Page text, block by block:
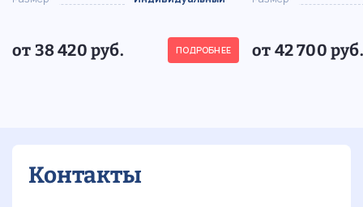
от 38 420 руб. ПОДРОБНЕЕ от 42 700 руб.
Контакты